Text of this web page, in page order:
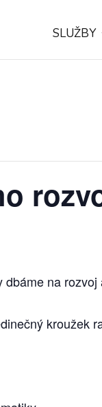
SLUŽBY
na
kroužek